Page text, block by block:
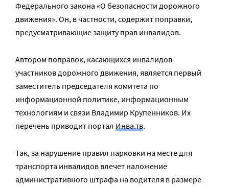
Федерального закона «О безопасности дорожного
движения». Он, в частности, содержит поправки,
предусматривающие защиту прав инвалидов.
Автором поправок, касающихся инвалидов-
участников дорожного движения, является первый
заместитель председателя комитета по
информационной политике, информационным
технологиям и связи Владимир Крупенников. Их
перечень приводит портал Инва.тв.
Так, за нарушение правил парковки на месте для
транспорта инвалидов влечет наложение
административного штрафа на водителя в размере